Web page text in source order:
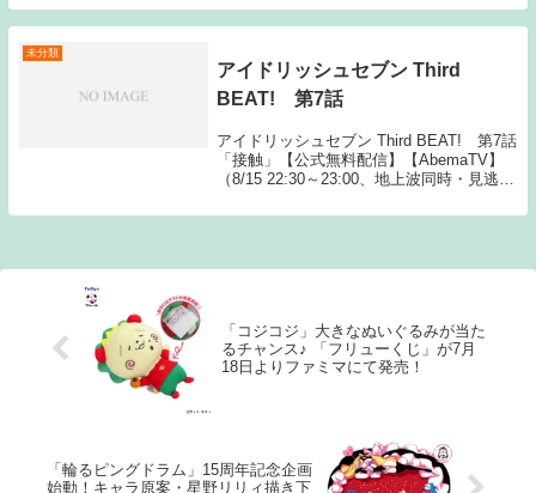
伸びてきたYouTuberはほぼvtuber ゲーム→
絵のソシ...
未分類
アイドリッシュセブン Third
BEAT! 第7話
アイドリッシュセブン Third BEAT! 第7話
「接触」【公式無料配信】【AbemaTV】
（8/15 22:30～23:00、地上波同時・見逃し
【U-NEXT】 【AbemaTV】【dアニメス
「コジコジ」大きなぬいぐるみが当た
るチャンス♪ 「フリューくじ」が7月
18日よりファミマにて発売！
「輪るピングドラム」15周年記念企画
始動！キャラ原案・星野リリィ描き下